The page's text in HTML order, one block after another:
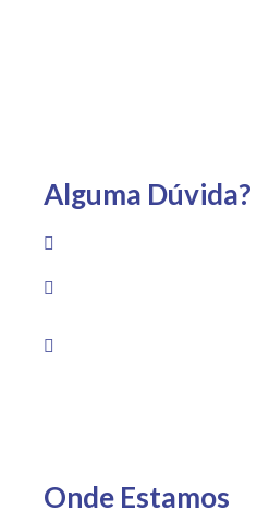
Alguma Dúvida?
Onde Estamos